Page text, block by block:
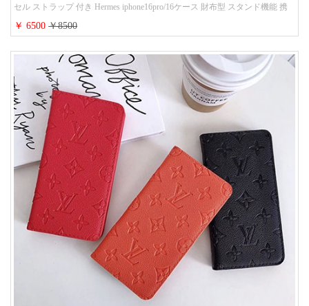
セル ストラップ 付き Hermes iphone16pro/16ケース 財布型 スタンド機能 携
帯カバー ハイ ブランド アイフォーン15/14/13ケース 手帳 レディース 人気
￥ 6500￥8500